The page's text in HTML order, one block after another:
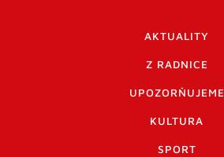
AKTUALITY
Z RADNICE
UPOZORŇUJEME
KULTURA
SPORT